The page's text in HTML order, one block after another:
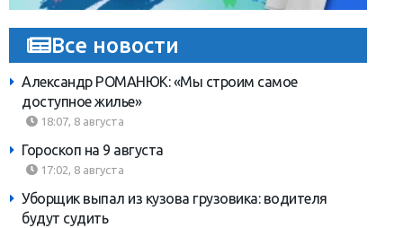
Все новости
Александр РОМАНЮК: «Мы строим самое
доступное жилье»
18:07, 8 августа
Гороскоп на 9 августа
17:02, 8 августа
Уборщик выпал из кузова грузовика: водителя
будут судить